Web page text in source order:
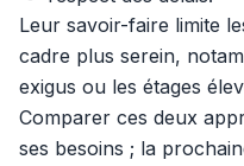
Leur savoir-faire limite
cadre plus serein,
exigus ou les étages
Comparer ces deux
ses besoins ; la